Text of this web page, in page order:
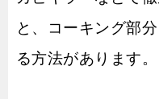
と、コーキング部
る方法があります。